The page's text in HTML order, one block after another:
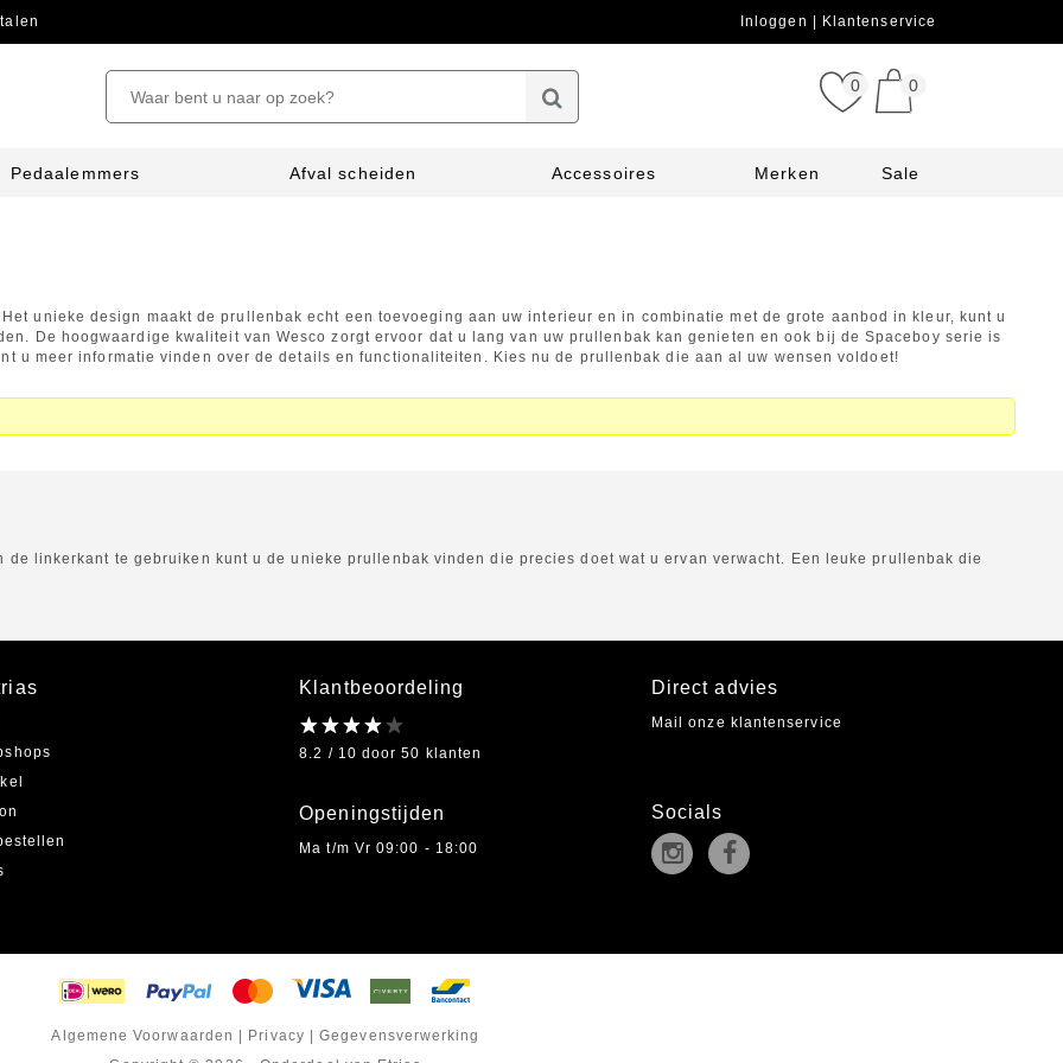
Inloggen Klantenservice
0 0
Pedaalemmers Afval scheiden Accessoires Merken Sale
unieke design maakt de prullenbak echt een toevoeging aan uw interieur en in combinatie met de grote aanbod in kleur, kunt u
De hoogwaardige kwaliteit van Wesco zorgt ervoor dat u lang van uw prullenbak kan genieten en ook bij de Spaceboy serie is
u meer informatie vinden over de details en functionaliteiten. Kies nu de prullenbak die aan al uw wensen voldoet!
linkerkant te gebruiken kunt u de unieke prullenbak vinden die precies doet wat u ervan verwacht. Een leuke prullenbak die
Klantbeoordeling
8.2 / 10 door 50 klanten
Openingstijden
Ma t/m Vr 09:00 - 18:00
Direct advies
Mail onze klantenservice
Socials
Algemene Voorwaarden Privacy |Gegevensverwerking